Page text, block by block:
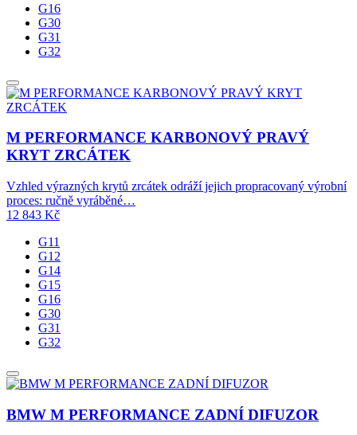
G16
G30
G31
G32
M PERFORMANCE KARBONOVÝ PRAVÝ
KRYT ZRCÁTEK
Vzhled výrazných krytů zrcátek odráží jejich propracovaný výrobní
proces: ručně vyráběné…
12 843 Kč
G11
G12
G14
G15
G16
G30
G31
G32
BMW M PERFORMANCE ZADNÍ DIFUZOR